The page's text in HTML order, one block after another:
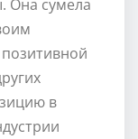
Она сумела
в